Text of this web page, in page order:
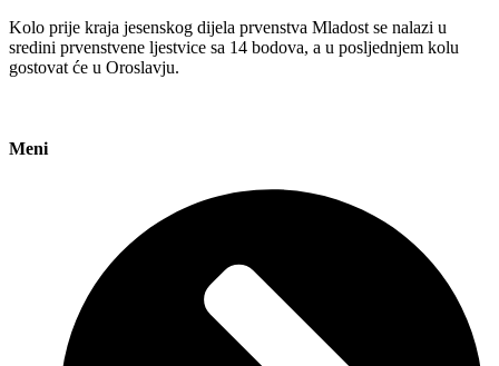
Kolo prije kraja jesenskog dijela prvenstva Mladost se nalazi u
sredini prvenstvene ljestvice sa 14 bodova, a u posljednjem kolu
gostovat će u Oroslavju.
Meni